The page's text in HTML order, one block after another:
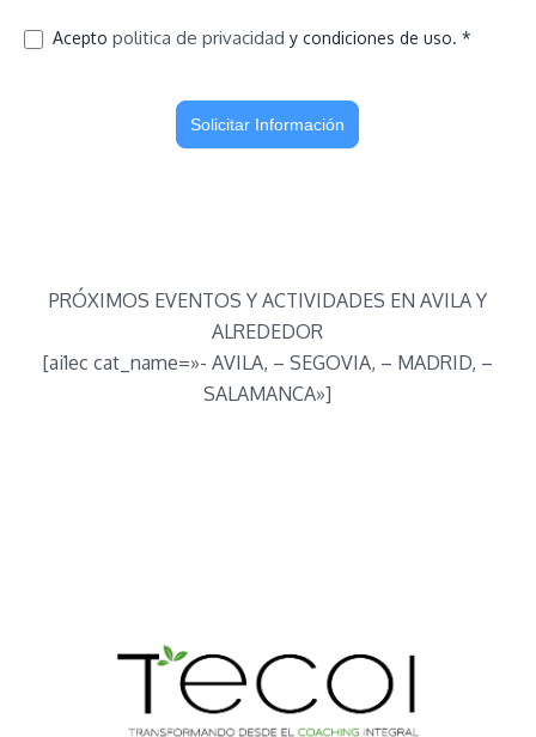
Aceptopolitica de privacidady condiciones de uso. *
PRÓXIMOS EVENTOS Y ACTIVIDADES EN AVILA Y
ALREDEDOR
[ai1ec cat_name=»- AVILA, – SEGOVIA, – MADRID, –
SALAMANCA»]